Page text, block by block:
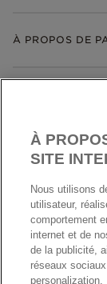
Trouver une
Échanges et retours
Garantie
Nous contacter
*Conditions des
Gravure
Nettoyage &
Conditions
À PROPOS DE
Politique de
Protection des
Conditions
Conditions
FRANCE
© TOUS
À
SITE
Nous utilisons
utilisateur,
comportement
internet et de
de la publicité,
réseaux
personalization.